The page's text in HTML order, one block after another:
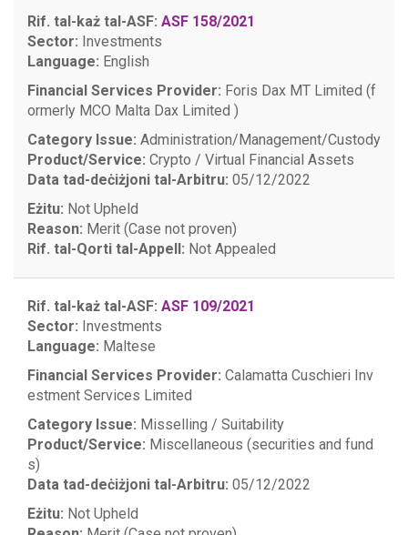
Rif. tal-każ tal-ASF: ASF 158/2021
Sector: Investments
Language: English
Financial Services Provider: Foris Dax MT Limited (f
ormerly MCO Malta Dax Limited )
Category Issue: Administration/Management/Custody
Product/Service: Crypto / Virtual Financial Assets
Data tad-deċiżjoni tal-Arbitru: 05/12/2022
Eżitu: Not Upheld
Reason: Merit (Case not proven)
Rif. tal-Qorti tal-Appell: Not Appealed
Rif. tal-każ tal-ASF: ASF 109/2021
Sector: Investments
Language: Maltese
Financial Services Provider: Calamatta Cuschieri Inv
estment Services Limited
Category Issue: Misselling / Suitability
Product/Service: Miscellaneous (securities and fund
s)
Data tad-deċiżjoni tal-Arbitru: 05/12/2022
Eżitu: Not Upheld